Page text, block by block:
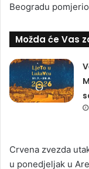
Beogradu
Možda će Vas
Crvena zvezda
u ponedjeljak u